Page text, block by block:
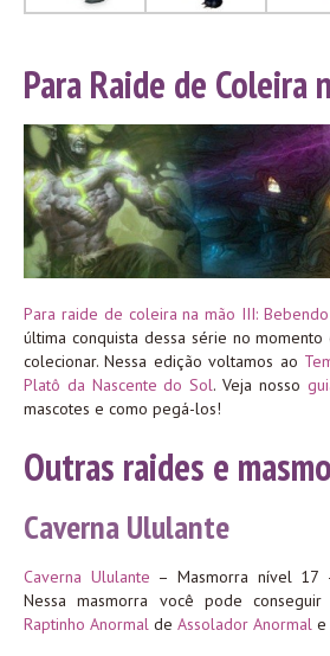
Para Raide de Coleira
Para raide de coleira na mão III:
última conquista dessa série no
colecionar. Nessa edição voltamos ao
Platô da Nascente do Sol. Veja nosso
mascotes e como pegá-los!
Outras raides e
Caverna Ululante
Caverna Ululante – Masmorra nível 17
Nessa masmorra você pode
Raptinho Anormal de Assolador Anormal e